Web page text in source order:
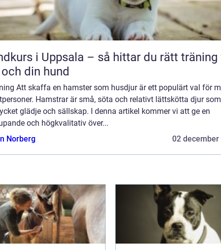
i Uppsala – så hittar du rätt träning
din hund
Att skaffa en hamster som husdjur är ett populärt val för
Hamstrar är små, söta och relativt lättskötta djur
glädje och sällskap. I denna artikel kommer vi att ge en
och högkvalitativ över...
Norberg
02 december